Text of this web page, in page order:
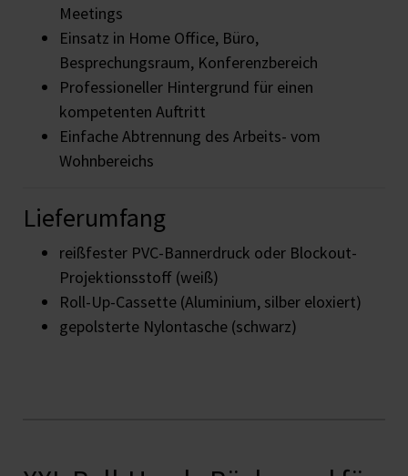
Meetings
Einsatz in Home Office, Büro,
Besprechungsraum, Konferenzbereich
Professioneller Hintergrund für einen
kompetenten Auftritt
Einfache Abtrennung des Arbeits- vom
Wohnbereichs
Lieferumfang
reißfester PVC-Bannerdruck oder Blockout-
Projektionsstoff (weiß)
Roll-Up-Cassette (Aluminium, silber eloxiert)
gepolsterte Nylontasche (schwarz)